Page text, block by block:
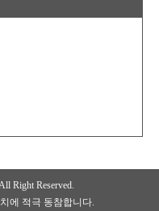
. All Right Reserved.
에 적극 동참합니다.